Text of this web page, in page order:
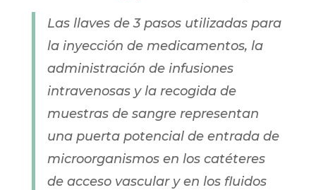
Las llaves de 3 pasos utilizadas para
la inyección de medicamentos, la
administración de infusiones
intravenosas y la recogida de
muestras de sangre representan
una puerta potencial de entrada de
microorganismos en los catéteres
de acceso vascular y en los fluidos